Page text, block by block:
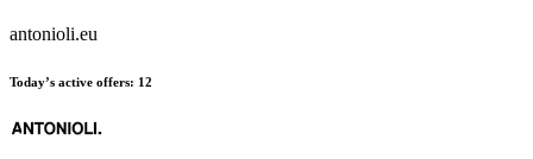
antonioli.eu
Today’s active offers: 12